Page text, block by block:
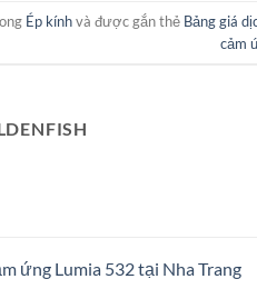
Ép kínhvà được gắn thẻ Bảng giá
cảm
ứng Lumia 532 tại Nha Trang